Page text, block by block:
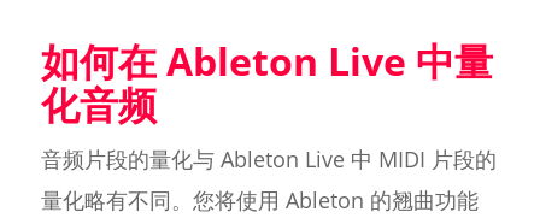
如何在 Ableton Live 中量
化音频
音频片段的量化与 Ableton Live 中 MIDI 片段的
量化略有不同。您将使用 Ableton 的翘曲功能